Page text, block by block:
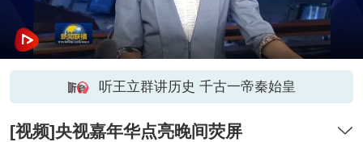
听王立群讲历史 千古一帝秦始皇
[视频]央视嘉年华点亮晚间荧屏